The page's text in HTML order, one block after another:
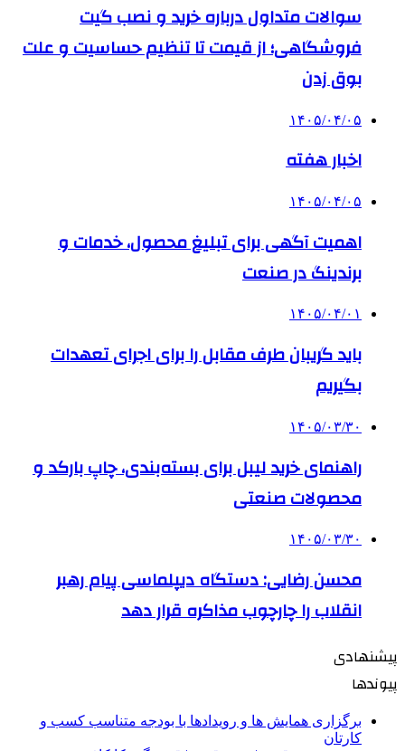
سوالات متداول درباره خرید و نصب گیت
فروشگاهی؛ از قیمت تا تنظیم حساسیت و علت
بوق زدن
۱۴۰۵/۰۴/۰۵
اخبار هفته
۱۴۰۵/۰۴/۰۵
اهمیت آگهی برای تبلیغ محصول، خدمات و
برندینگ در صنعت
۱۴۰۵/۰۴/۰۱
باید گریبان طرف مقابل را برای اجرای تعهدات
بگیریم
۱۴۰۵/۰۳/۳۰
راهنمای خرید لیبل برای بسته‌بندی، چاپ بارکد و
محصولات صنعتی
۱۴۰۵/۰۳/۳۰
محسن رضایی: دستگاه دیپلماسی پیام رهبر
انقلاب را چارچوب مذاکره قرار دهد
پیشنهادی
پیوندها
برگزاری همایش ها و رویدادها با بودجه متناسب کسب و
کارتان